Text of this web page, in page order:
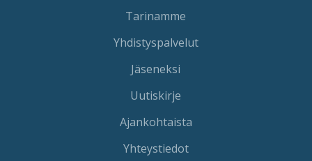
Tarinamme
Yhdistyspalvelut
Jäseneksi
Uutiskirje
Ajankohtaista
Yhteystiedot